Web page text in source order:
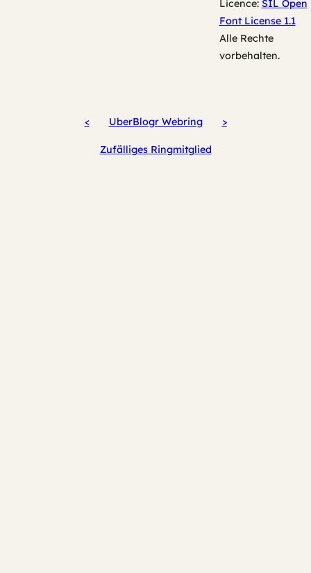
Licence: SIL Open
Font License 1.1
Alle Rechte
vorbehalten.
< UberBlogr Webring >
Zufälliges Ringmitglied